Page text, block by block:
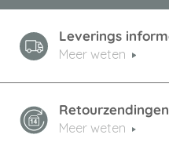
Leverings
Meer weten
Meer weten